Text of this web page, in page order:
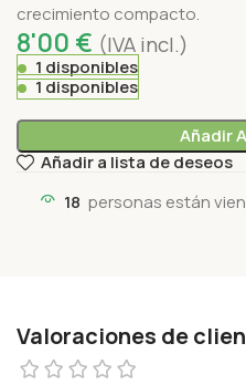
crecimiento compacto.
8'00 € (IVA incl.)
1 disponibles
1 disponibles
Añadir
Añadir a lista de deseos
18 personas están
Valoraciones de